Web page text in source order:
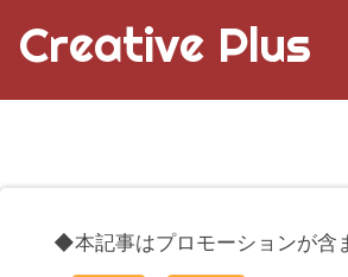
Creative Plus
◆本記事はプロモーションが含